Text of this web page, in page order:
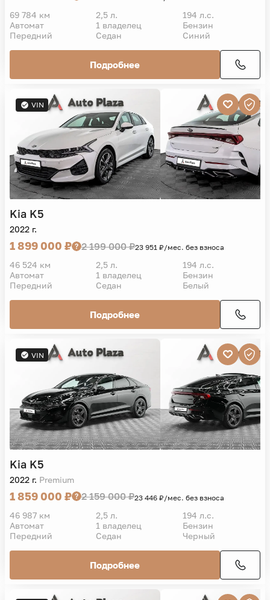
69 784 км 2,5 л.
194 л.с.
Автомат
1 владелец
Бензин
Передний
Седан Синий
Подробнее
VIN
Kia K5
2022 г.
1 899 000 ₽ 2 199 000 ₽23 951 ₽/мес. без взноса
46 524 км 2,5 л.
194 л.с.
Автомат
1 владелец
Бензин
Передний
Седан Белый
Подробнее
VIN
Kia K5
2022 г. Premium
1 859 000 ₽ 2 159 000 ₽23 446 ₽/мес. без взноса
46 987 км 2,5 л.
194 л.с.
Автомат
1 владелец
Бензин
Передний
Седан Черный
Подробнее